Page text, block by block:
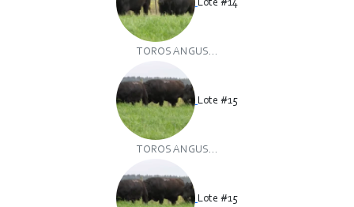
Lote #14
TOROS ANGUS...
Lote #15
TOROS ANGUS...
Lote #15